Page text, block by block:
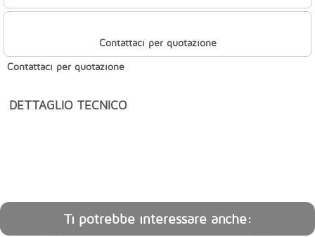
Contattaci per quotazione
Contattaci per quotazione
DETTAGLIO TECNICO
Ti potrebbe interessare anche: